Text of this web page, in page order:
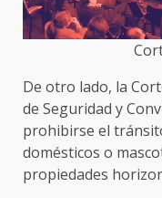
De otro lado, la
de Seguridad y
prohibirse el
domésticos o
propiedades